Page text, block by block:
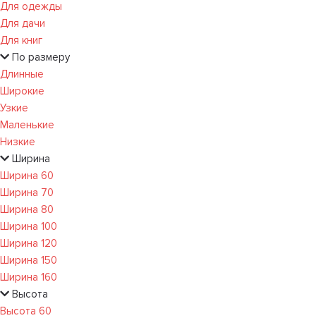
Для одежды
Для дачи
Для книг
По размеру
Длинные
Широкие
Узкие
Маленькие
Низкие
Ширина
Ширина 60
Ширина 70
Ширина 80
Ширина 100
Ширина 120
Ширина 150
Ширина 160
Высота
Высота 60